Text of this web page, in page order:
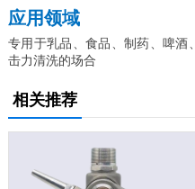
应用领域
专用于乳品、食品、制药、啤酒
击力清洗的场合
相关推荐